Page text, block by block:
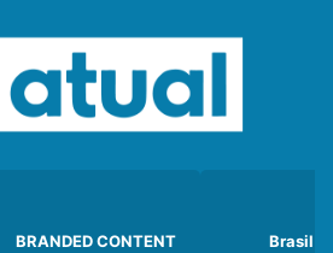
BRANDED CONTENT Brasil